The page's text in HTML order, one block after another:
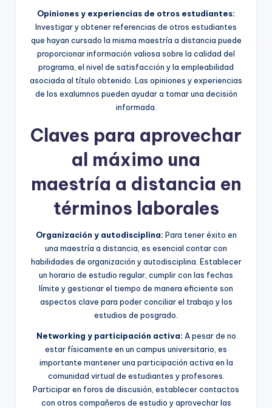
Opiniones y experiencias de otros estudiantes:
Investigar y obtener referencias de otros estudiantes
que hayan cursado la misma maestría a distancia puede
proporcionar información valiosa sobre la calidad del
programa, el nivel de satisfacción y la empleabilidad
asociada al título obtenido. Las opiniones y experiencias
de los exalumnos pueden ayudar a tomar una decisión
informada.
Claves para aprovechar
al máximo una
maestría a distancia en
términos laborales
Organización y autodisciplina: Para tener éxito en
una maestría a distancia, es esencial contar con
habilidades de organización y autodisciplina. Establecer
un horario de estudio regular, cumplir con las fechas
límite y gestionar el tiempo de manera eficiente son
aspectos clave para poder conciliar el trabajo y los
estudios de posgrado.
Networking y participación activa: A pesar de no
estar físicamente en un campus universitario, es
importante mantener una participación activa en la
comunidad virtual de estudiantes y profesores.
Participar en foros de discusión, establecer contactos
con otros compañeros de estudio y aprovechar las